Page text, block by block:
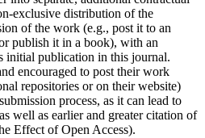
exclusive distribution of the
of the work (e.g., post it to an
publish it in a book), with an
initial publication in this journal.
encouraged to post their work
repositories or on their website)
process, as it can lead to
well as earlier and greater citation of
Effect of Open Access).